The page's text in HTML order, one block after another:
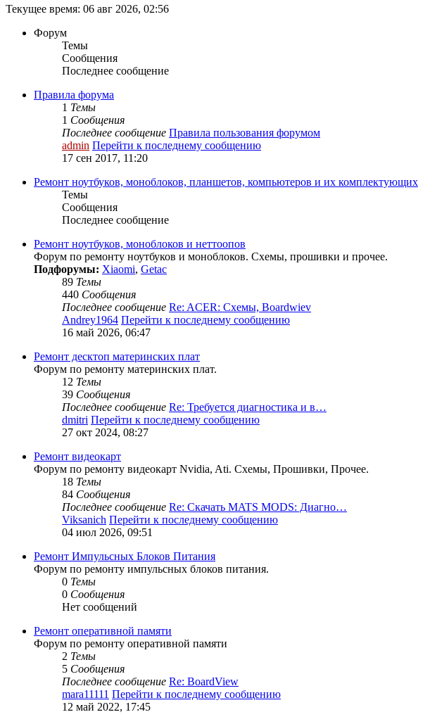
Текущее время: 06 авг 2026, 02:56
Форум
Темы
Сообщения
Последнее сообщение
Правила форума
1 Темы
1 Сообщения
Последнее сообщение Правила пользования форумом
admin Перейти к последнему сообщению
17 сен 2017, 11:20
Ремонт ноутбуков, моноблоков, планшетов, компьютеров и их комплектующих
Темы
Сообщения
Последнее сообщение
Ремонт ноутбуков, моноблоков и неттоопов
Форум по ремонту ноутбуков и моноблоков. Схемы, прошивки и прочее.
Подфорумы: Xiaomi, Getac
89 Темы
440 Сообщения
Последнее сообщение Re: ACER: Схемы, Boardwiev
Andrey1964 Перейти к последнему сообщению
16 май 2026, 06:47
Ремонт десктоп материнских плат
Форум по ремонту материнских плат.
12 Темы
39 Сообщения
Последнее сообщение Re: Требуется диагностика и в…
dmitri Перейти к последнему сообщению
27 окт 2024, 08:27
Ремонт видеокарт
Форум по ремонту видеокарт Nvidia, Ati. Схемы, Прошивки, Прочее.
18 Темы
84 Сообщения
Последнее сообщение Re: Скачать MATS MODS: Диагно…
Viksanich Перейти к последнему сообщению
04 июл 2026, 09:51
Ремонт Импульсных Блоков Питания
Форум по ремонту импульсных блоков питания.
0 Темы
0 Сообщения
Нет сообщений
Ремонт оперативной памяти
Форум по ремонту оперативной памяти
2 Темы
5 Сообщения
Последнее сообщение Re: BoardView
mara11111 Перейти к последнему сообщению
12 май 2022, 17:45